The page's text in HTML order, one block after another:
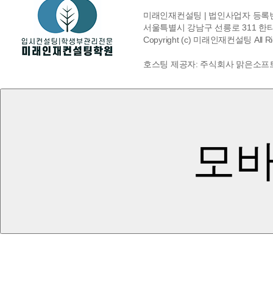
미래인재컨설팅 | 법인사업자 등
서울특별시 강남구 선릉로 311 한
Copyright (c) 미래인재컨설팅 All
호스팅 제공자: 주식회사 맑은소
모